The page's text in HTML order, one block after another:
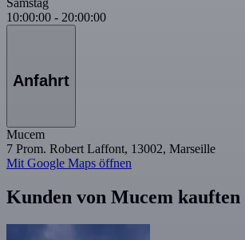
10:00:00 - 20:00:00
Anfahrt
Mucem
7 Prom. Robert Laffont, 13002, Marseille
Mit Google Maps öffnen
Kunden von Mucem kauften